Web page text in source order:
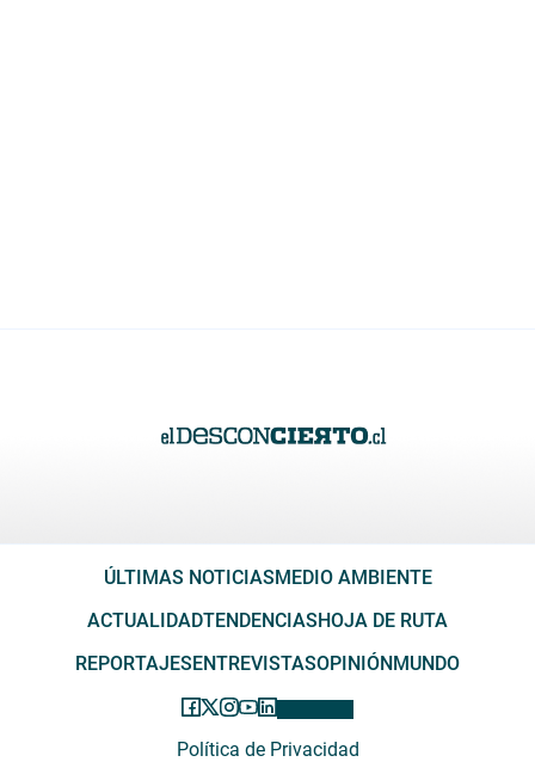
ÚLTIMAS NOTICIAS MEDIO AMBIENTE
ACTUALIDADTENDENCIAS HOJA DE RUTA
REPORTAJES ENTREVISTASOPINIÓN MUNDO
Política de Privacidad